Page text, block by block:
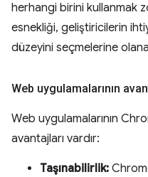
herhangi birini kullanmak
esnekliği, geliştiricilerin
düzeyini seçmelerine
Web uygulamalarının
Web uygulamalarının
avantajları vardır:
Taşınabilirlik: